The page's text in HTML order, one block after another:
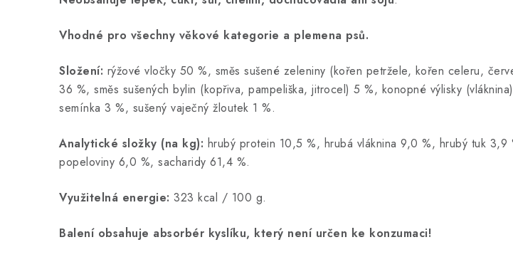
Vhodné pro všechny věkové kategorie a plemena psů.
Složení: rýžové vločky 50 %, směs sušené zeleniny (kořen petržele, kořen celeru,
36 %, směs sušených bylin (kopřiva, pampeliška, jitrocel) 5 %, konopné výlisky
semínka 3 %, sušený vaječný žloutek 1 %.
Analytické složky (na kg): hrubý protein 10,5 %, hrubá vláknina 9,0 %, hrubý tuk 3,9
popeloviny 6,0 %, sacharidy 61,4 %.
Využitelná energie: 323 kcal / 100 g.
Balení obsahuje absorbér kyslíku, který není určen ke konzumaci!